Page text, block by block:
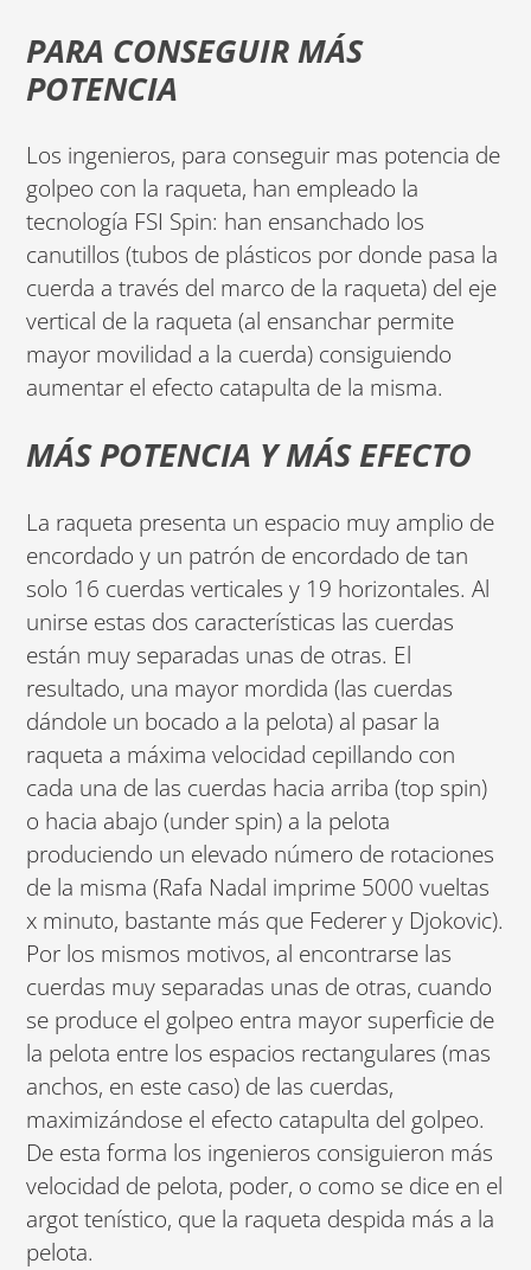
PARA CONSEGUIR MÁS
POTENCIA
Los ingenieros, para conseguir mas potencia de
golpeo con la raqueta, han empleado la
tecnología FSI Spin: han ensanchado los
canutillos (tubos de plásticos por donde pasa la
cuerda a través del marco de la raqueta) del eje
vertical de la raqueta (al ensanchar permite
mayor movilidad a la cuerda) consiguiendo
aumentar el efecto catapulta de la misma.
MÁS POTENCIA Y MÁS EFECTO
La raqueta presenta un espacio muy amplio de
encordado y un patrón de encordado de tan
solo 16 cuerdas verticales y 19 horizontales. Al
unirse estas dos características las cuerdas
están muy separadas unas de otras. El
resultado, una mayor mordida (las cuerdas
dándole un bocado a la pelota) al pasar la
raqueta a máxima velocidad cepillando con
cada una de las cuerdas hacia arriba (top spin)
o hacia abajo (under spin) a la pelota
produciendo un elevado número de rotaciones
de la misma (Rafa Nadal imprime 5000 vueltas
x minuto, bastante más que Federer y Djokovic).
Por los mismos motivos, al encontrarse las
cuerdas muy separadas unas de otras, cuando
se produce el golpeo entra mayor superficie de
la pelota entre los espacios rectangulares (mas
anchos, en este caso) de las cuerdas,
maximizándose el efecto catapulta del golpeo.
De esta forma los ingenieros consiguieron más
velocidad de pelota, poder, o como se dice en el
argot tenístico, que la raqueta despida más a la
pelota.